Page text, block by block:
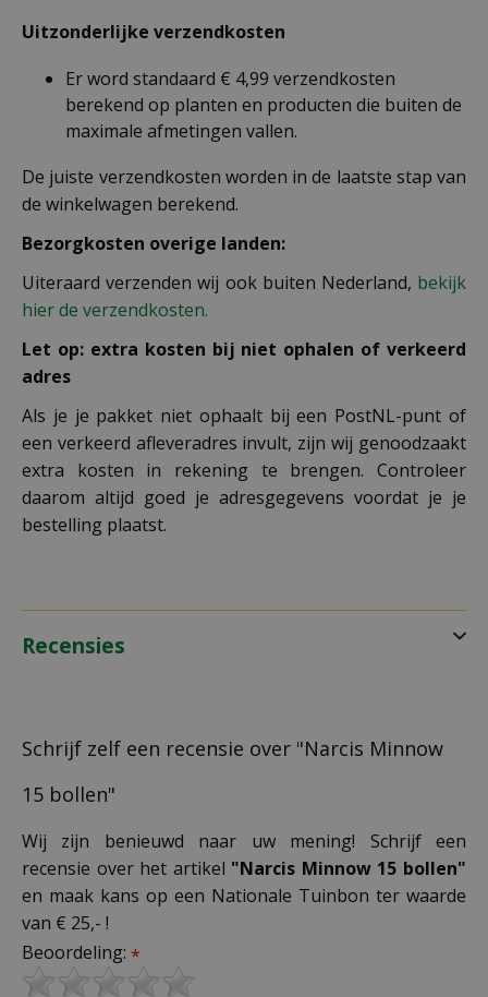
Uitzonderlijke verzendkosten
Er word standaard € 4,99 verzendkosten
berekend op planten en producten die buiten de
maximale afmetingen vallen.
De juiste verzendkosten worden in de laatste stap van
de winkelwagen berekend.
Bezorgkosten overige landen:
Uiteraard verzenden wij ook buiten Nederland, bekijk
hier de verzendkosten.
Let op: extra kosten bij niet ophalen of verkeerd
adres
Als je je pakket niet ophaalt bij een PostNL-punt of
een verkeerd afleveradres invult, zijn wij genoodzaakt
extra kosten in rekening te brengen. Controleer
daarom altijd goed je adresgegevens voordat je je
bestelling plaatst.
Recensies
Schrijf zelf een recensie over "Narcis Minnow
15 bollen"
Wij zijn benieuwd naar uw mening! Schrijf een
recensie over het artikel "Narcis Minnow 15 bollen"
en maak kans op een Nationale Tuinbon ter waarde
van € 25,- !
Beoordeling: *